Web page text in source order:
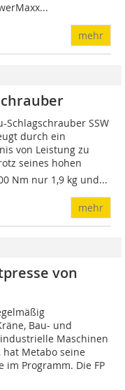
mehr
Schlagschrauber SSW
durch ein
von Leistung zu
seines hohen
Nm nur 1,9 kg und...
mehr
von
Bau- und
Maschinen
Metabo seine
Programm. Die FP